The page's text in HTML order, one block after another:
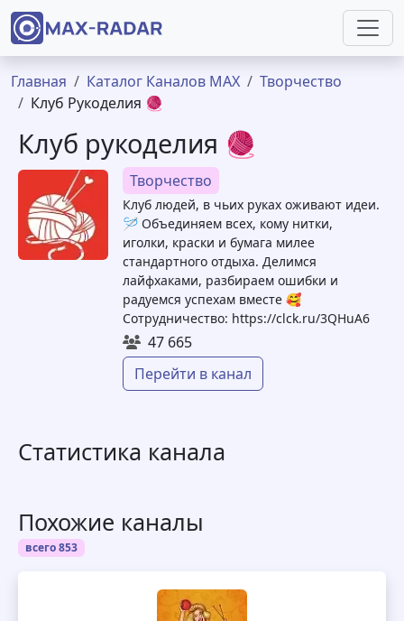
Перейти к основному содержанию
Строка навигации
Главная Каталог Каналов MAX
Творчество
Клуб Рукоделия 🧶
Клуб рукоделия 🧶
Творчество
Клуб людей, в чьих руках оживают идеи.
🪡 Объединяем всех, кому нитки,
иголки, краски и бумага милее
стандартного отдыха. Делимся
лайфхаками, разбираем ошибки и
радуемся успехам вместе 🥰
Сотрудничество: https://clck.ru/3QHuA6
47 665
Перейти в канал
Статистика канала
Похожие каналы
всего 853